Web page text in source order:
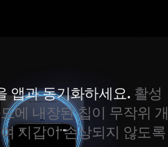
앱과 동기화하세요. 활성
에 내장된 칩이 무작위 개
지갑이 손상되지 않도록